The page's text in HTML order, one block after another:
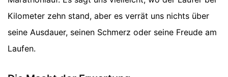
Kilometer zehn stand, aber es verrät uns nichts über
seine Ausdauer, seinen Schmerz oder seine Freude am
Laufen.